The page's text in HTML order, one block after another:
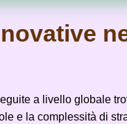
a livello globale
e la complessità di